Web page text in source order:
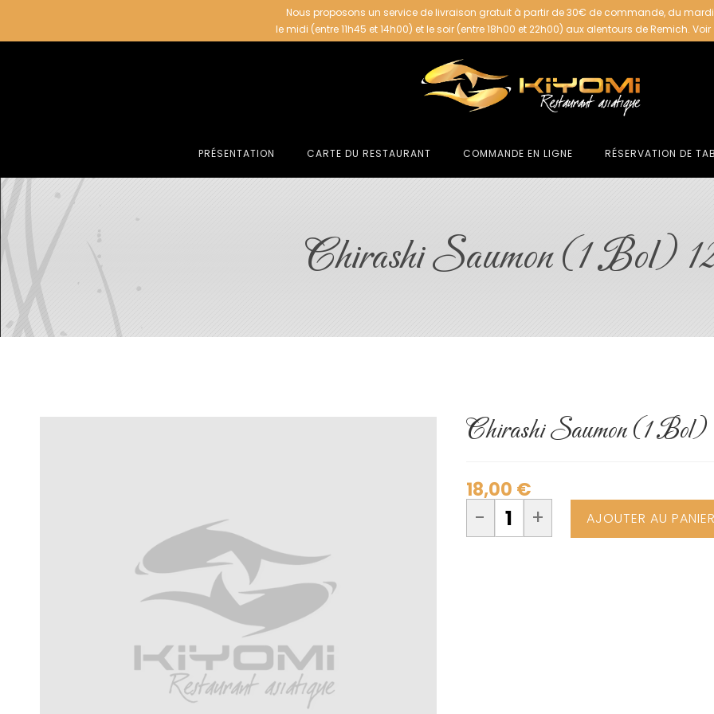
Nous proposons un service de livraison gratuit à partir de 30€ de commande, du
le midi (entre 11h45 et 14h00) et le soir (entre 18h00 et 22h00) aux alentours de Remich. Voir
PRÉSENTATION CARTE DU RESTAURANT COMMANDE EN LIGNE RÉSERVATION DE
Chirashi Saumon (1 Bol)
Chirashi Saumon (1 Bol)
18,00 €
- + AJOUTER AU PANIER